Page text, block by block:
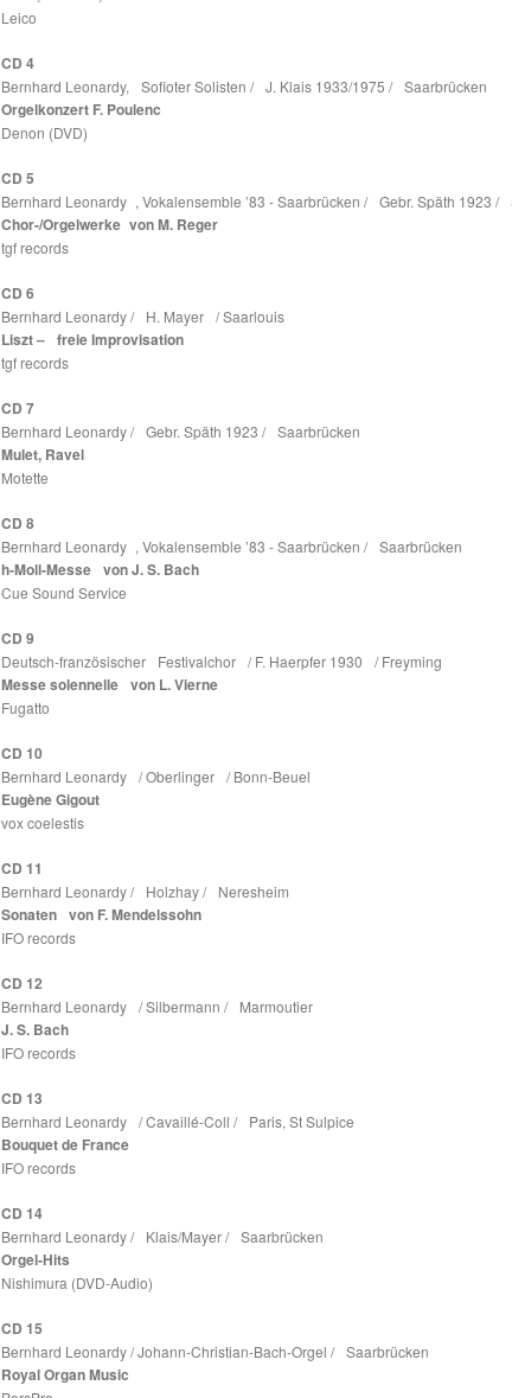
Leico
CD 4
Bernhard Leonardy, Sofioter Solisten / J. Klais 1933/1975 / Saarbrücken
Orgelkonzert F. Poulenc
Denon (DVD)
CD 5
Bernhard Leonardy , Vokalensemble ’83 - Saarbrücken / Gebr. Späth 1923 /
Chor-/Orgelwerke von M. Reger
tgf records
CD 6
Bernhard Leonardy / H. Mayer / Saarlouis
Liszt – freie Improvisation
tgf records
CD 7
Bernhard Leonardy / Gebr. Späth 1923 / Saarbrücken
Mulet, Ravel
Motette
CD 8
Bernhard Leonardy , Vokalensemble ’83 - Saarbrücken / Saarbrücken
h-Moll-Messe von J. S. Bach
Cue Sound Service
CD 9
Deutsch-französischer Festivalchor / F. Haerpfer 1930 / Freyming
Messe solennelle von L. Vierne
Fugatto
CD 10
Bernhard Leonardy / Oberlinger / Bonn-Beuel
Eugène Gigout
vox coelestis
CD 11
Bernhard Leonardy / Holzhay / Neresheim
Sonaten von F. Mendelssohn
IFO records
CD 12
Bernhard Leonardy / Silbermann / Marmoutier
J. S. Bach
IFO records
CD 13
Bernhard Leonardy / Cavaillé-Coll / Paris, St Sulpice
Bouquet de France
IFO records
CD 14
Bernhard Leonardy / Klais/Mayer / Saarbrücken
Orgel-Hits
Nishimura (DVD-Audio)
CD 15
Bernhard Leonardy / Johann-Christian-Bach-Orgel / Saarbrücken
Royal Organ Music